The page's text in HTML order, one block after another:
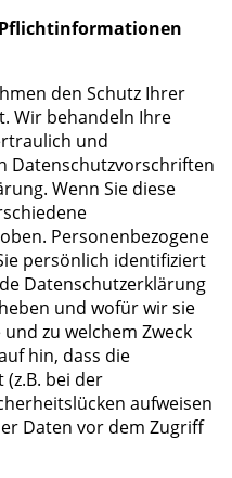
den Schutz Ihrer
Wir behandeln Ihre
und
Datenschutzvorschriften
Wenn Sie diese
Personenbezogene
persönlich identifiziert
Datenschutzerklärung
und wofür wir sie
zu welchem Zweck
hin, dass die
bei der
aufweisen
Daten vor dem Zugriff